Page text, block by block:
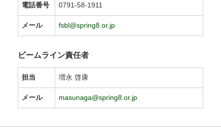
電話番号 0791-58-1911
メール fsbl@spring8.or.jp
ビームライン責任者
担当 増永 啓康
メール masunaga@spring8.or.jp